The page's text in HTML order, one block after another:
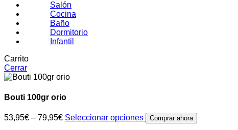
Salón
Cocina
Baño
Dormitorio
Infantil
Carrito
Cerrar
Bouti 100gr orio
53,95€ – 79,95€ Seleccionar opciones Comprar ahora